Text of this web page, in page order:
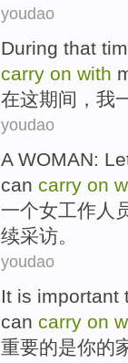
youdao
During that
carry on with
在这期间， 我
youdao
A WOMAN:
can carry on
一个女工作人
续采访。
youdao
It is important
can carry on
重要的是你的